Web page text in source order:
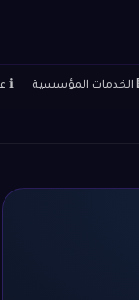
الخدمات المؤسسية ℹ️ عن المنصة